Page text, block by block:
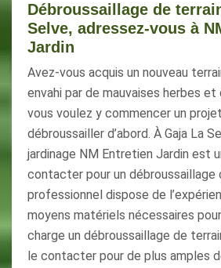
Débroussaillage de
Selve, adressez-vous à
Jardin
Avez-vous acquis un nouveau
envahi par de mauvaises herbes
vous voulez y commencer un
débroussailler d’abord. À Gaja La
jardinage NM Entretien Jardin est
contacter pour un débroussaillage
professionnel dispose de
moyens matériels nécessaires
charge un débroussaillage de
le contacter pour de plus amples